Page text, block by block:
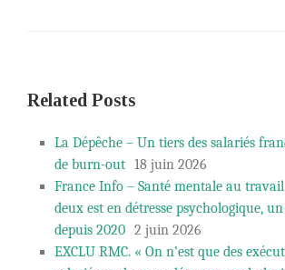
Related Posts
La Dépêche – Un tiers des salariés
de burn-out 18 juin 2026
France Info – Santé mentale au
deux est en détresse psychologique,
depuis 2020 2 juin 2026
EXCLU RMC. « On n’est que des